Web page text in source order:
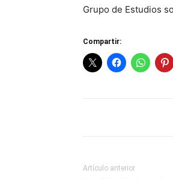
Grupo de Estudios
Compartir:
Artículo anterior